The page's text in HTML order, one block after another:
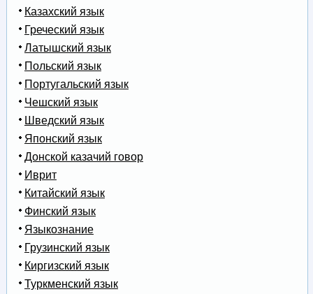
Казахский язык
Греческий язык
Латышский язык
Польский язык
Португальский язык
Чешский язык
Шведский язык
Японский язык
Донской казачий говор
Иврит
Китайский язык
Финский язык
Языкознание
Грузинский язык
Киргизский язык
Туркменский язык